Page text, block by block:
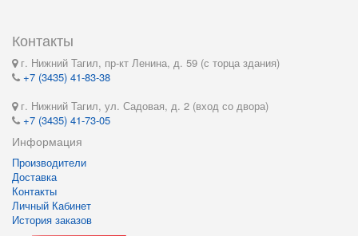
Контакты
г. Нижний Тагил, пр-кт Ленина, д. 59 (с торца здания)
+7 (3435) 41-83-38
г. Нижний Тагил, ул. Садовая, д. 2 (вход со двора)
+7 (3435) 41-73-05
Информация
Производители
Доставка
Контакты
Личный Кабинет
История заказов